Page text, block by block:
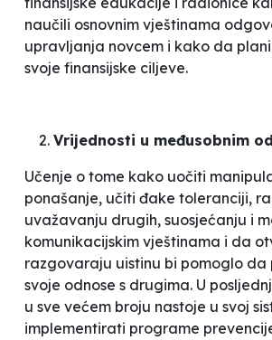
naučili osnovnim vještinama
upravljanja novcem i kako da
svoje finansijske ciljeve.
Vrijednosti u međusobnim
Učenje o tome kako uočiti
ponašanje, učiti đake toleranciji,
uvažavanju drugih, suosjećanju i
komunikacijskim vještinama i da
razgovaraju uistinu bi pomoglo da
svoje odnose s drugima. U
u sve većem broju nastoje u svoj
implementirati programe